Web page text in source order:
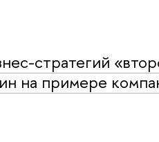
стратегий
на примере